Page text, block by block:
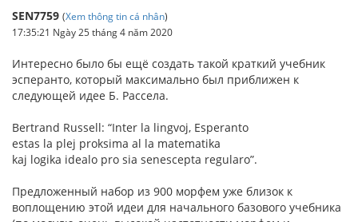
SEN7759 (Xem thông tin cá nhân)
17:35:21 Ngày 25 tháng 4 năm 2020
Интересно было бы ещё создать такой краткий учебник
эсперанто, который максимально был приближен к
следующей идее Б. Рассела.
Bertrand Russell: “Inter la lingvoj, Esperanto
estas la plej proksima al la matematika
kaj logika idealo pro sia senescepta regularo”.
Предложенный набор из 900 морфем уже близок к
воплощению этой идеи для начального базового учебника